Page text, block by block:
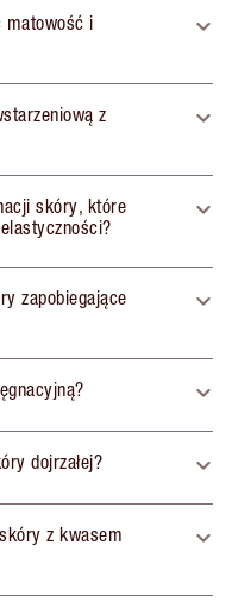
matowość i
z
skóry, które
zapobiegające
dojrzałej?
z kwasem